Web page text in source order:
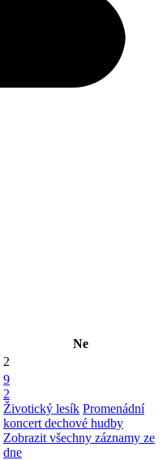
Ne
2
9
2
Životický lesík Promenádní
koncert dechové hudby
Zobrazit všechny záznamy ze
dne